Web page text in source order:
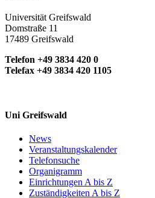
Universität Greifswald
Domstraße 11
17489 Greifswald
Telefon +49 3834 420 0
Telefax +49 3834 420 1105
Uni Greifswald
News
Veranstaltungskalender
Telefonsuche
Organigramm
Einrichtungen A bis Z
Zuständigkeiten A bis Z